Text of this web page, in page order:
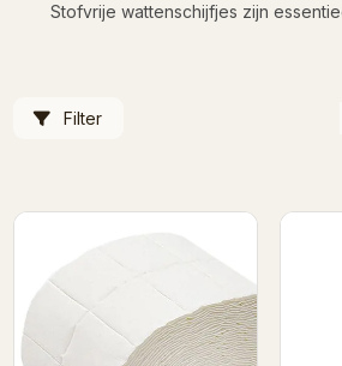
Stofvrije wattenschijfjes zijn
Filter